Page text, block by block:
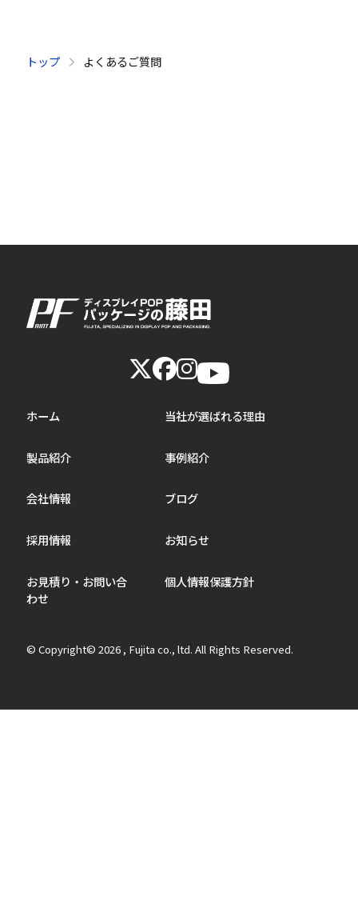
トップ よくあるご質問
ホーム 当社が選ばれる理由
製品紹介 事例紹介
会社情報 ブログ
採用情報 お知らせ
お見積り・お問い合
わせ
個人情報保護方針
© Copyright© 2026 , Fujita co., ltd. All Rights Reserved.